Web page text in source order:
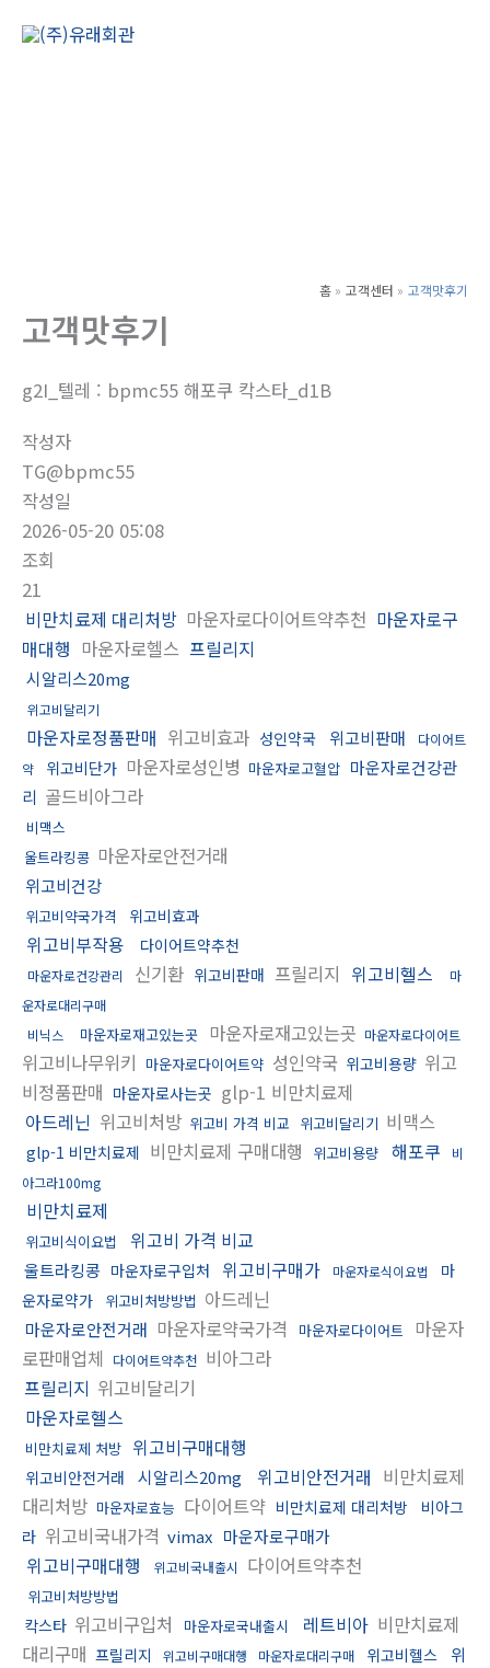
홈 고객센터 고객맛후기
고객맛후기
g2I_텔레 : bpmc55 해포쿠 칵스타_d1B
작성자
TG@bpmc55
작성일
2026-05-20 05:08
조회
21
비만치료제 대리처방 마운자로다이어트약추천 마운자로구
매대행 마운자로헬스 프릴리지
시알리스20mg
위고비달리기
마운자로정품판매 위고비효과 성인약국 위고비판매
다이어트
약
위고비단가 마운자로성인병 마운자로고혈압 마운자로건강관
리 골드비아그라
비맥스
울트라킹콩 마운자로안전거래
위고비건강
위고비약국가격 위고비효과
위고비부작용 다이어트약추천
마운자로건강관리 신기환 위고비판매 프릴리지 위고비헬스
마
운자로대리구매
비닉스
마운자로재고있는곳 마운자로재고있는곳 마운자로다이어트
위고비나무위키 마운자로다이어트약 성인약국 위고비용량 위고
비정품판매 마운자로사는곳 glp-1 비만치료제
아드레닌 위고비처방 위고비 가격 비교 위고비달리기 비맥스
glp-1 비만치료제 비만치료제 구매대행 위고비용량 해포쿠
비
아그라100mg
비만치료제
위고비식이요법 위고비 가격 비교
울트라킹콩 마운자로구입처 위고비구매가 마운자로식이요법
마
운자로약가
위고비처방방법 아드레닌
마운자로안전거래 마운자로약국가격 마운자로다이어트
마운자
로판매업체
다이어트약추천 비아그라
프릴리지 위고비달리기
마운자로헬스
비만치료제 처방 위고비구매대행
위고비안전거래 시알리스20mg 위고비안전거래 비만치료제
대리처방 마운자로효능 다이어트약 비만치료제 대리처방
비아그
라 위고비국내가격 vimax 마운자로구매가
위고비구매대행 위고비국내출시 다이어트약추천
위고비처방방법
칵스타 위고비구입처 마운자로국내출시 레트비아 비만치료제
대리구매 프릴리지 위고비구매대행 마운자로대리구매 위고비헬스
위